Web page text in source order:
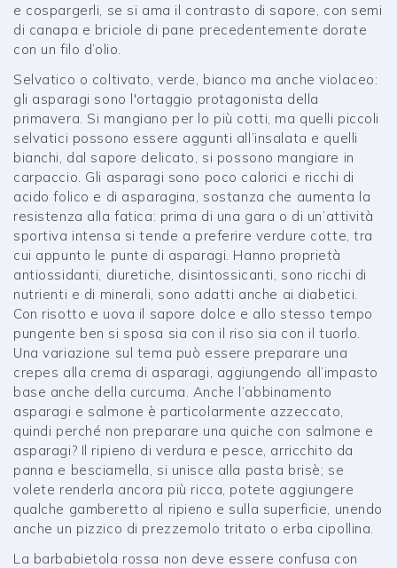
e cospargerli, se si ama il contrasto di sapore, con semi
di canapa e briciole di pane precedentemente dorate
con un filo d’olio.
Selvatico o coltivato, verde, bianco ma anche violaceo:
gli asparagi sono l'ortaggio protagonista della
primavera. Si mangiano per lo più cotti, ma quelli piccoli
selvatici possono essere aggunti all’insalata e quelli
bianchi, dal sapore delicato, si possono mangiare in
carpaccio. Gli asparagi sono poco calorici e ricchi di
acido folico e di asparagina, sostanza che aumenta la
resistenza alla fatica: prima di una gara o di un’attività
sportiva intensa si tende a preferire verdure cotte, tra
cui appunto le punte di asparagi. Hanno proprietà
antiossidanti, diuretiche, disintossicanti, sono ricchi di
nutrienti e di minerali, sono adatti anche ai diabetici.
Con risotto e uova il sapore dolce e allo stesso tempo
pungente ben si sposa sia con il riso sia con il tuorlo.
Una variazione sul tema può essere preparare una
crepes alla crema di asparagi, aggiungendo all’impasto
base anche della curcuma. Anche l’abbinamento
asparagi e salmone è particolarmente azzeccato,
quindi perché non preparare una quiche con salmone e
asparagi? Il ripieno di verdura e pesce, arricchito da
panna e besciamella, si unisce alla pasta brisè; se
volete renderla ancora più ricca, potete aggiungere
qualche gamberetto al ripieno e sulla superficie, unendo
anche un pizzico di prezzemolo tritato o erba cipollina.
La barbabietola rossa non deve essere confusa con